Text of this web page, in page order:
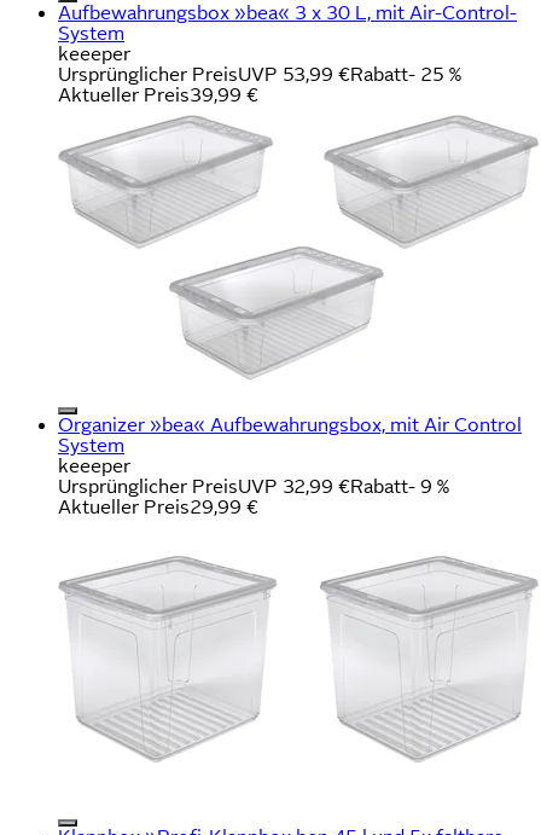
Aufbewahrungsbox »bea« 3 x 30 L, mit Air-Control-
System
keeeper
Ursprünglicher PreisUVP 53,99 €Rabatt- 25 %
Aktueller Preis39,99 €
Organizer »bea« Aufbewahrungsbox, mit Air Control
System
keeeper
Ursprünglicher PreisUVP 32,99 €Rabatt- 9 %
Aktueller Preis29,99 €